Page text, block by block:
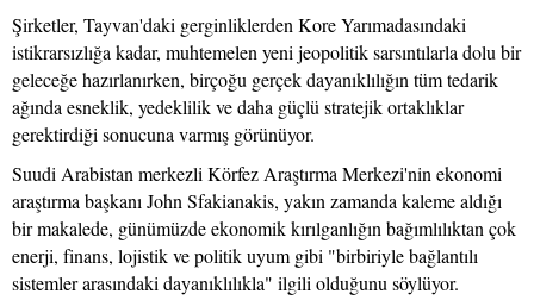
Şirketler, Tayvan'daki gerginliklerden Kore Yarımadasındaki
istikrarsızlığa kadar, muhtemelen yeni jeopolitik sarsıntılarla dolu bir
geleceğe hazırlanırken, birçoğu gerçek dayanıklılığın tüm tedarik
ağında esneklik, yedeklilik ve daha güçlü stratejik ortaklıklar
gerektirdiği sonucuna varmış görünüyor.
Suudi Arabistan merkezli Körfez Araştırma Merkezi'nin ekonomi
araştırma başkanı John Sfakianakis, yakın zamanda kaleme aldığı
bir makalede, günümüzde ekonomik kırılganlığın bağımlılıktan çok
enerji, finans, lojistik ve politik uyum gibi "birbiriyle bağlantılı
sistemler arasındaki dayanıklılıkla" ilgili olduğunu söylüyor.